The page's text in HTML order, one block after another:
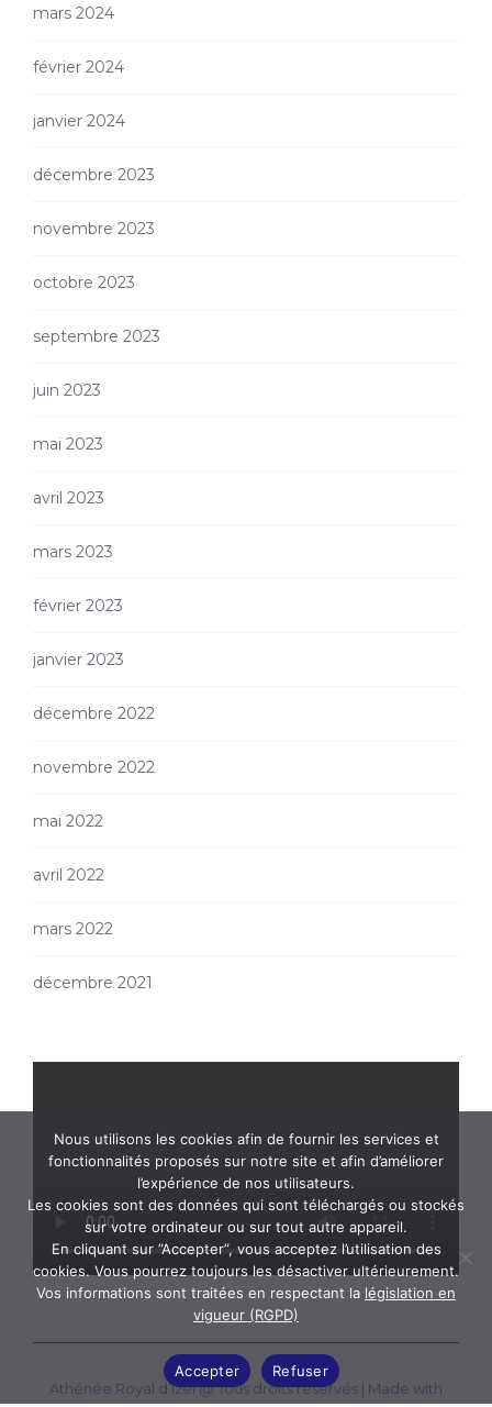
mars 2024
février 2024
janvier 2024
décembre 2023
novembre 2023
octobre 2023
septembre 2023
juin 2023
mai 2023
avril 2023
mars 2023
février 2023
janvier 2023
décembre 2022
novembre 2022
mai 2022
avril 2022
mars 2022
décembre 2021
Athénée Royal d’Izel @ Tous droits réservés | Made with
Nous utilisons les cookies afin de fournir les services et
fonctionnalités proposés sur notre site et afin d’améliorer
l’expérience de nos utilisateurs.
Les cookies sont des données qui sont téléchargés ou stockés
sur votre ordinateur ou sur tout autre appareil.
En cliquant sur ”Accepter”, vous acceptez l’utilisation des
cookies. Vous pourrez toujours les désactiver ultérieurement.
Vos informations sont traitées en respectant la législation en
vigueur (RGPD)
Accepter Refuser